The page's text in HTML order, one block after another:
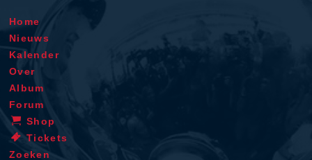
Home
Nieuws
Kalender
Over
Album
Forum
Shop
Tickets
Zoeken